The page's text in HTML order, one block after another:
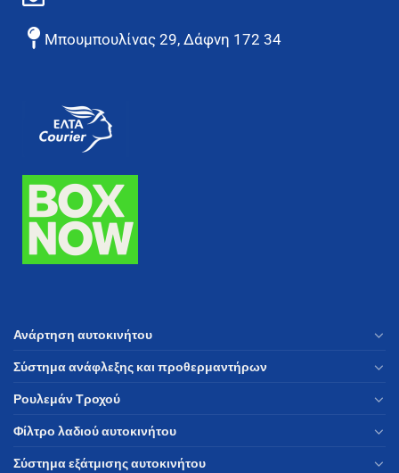
Μπουμπουλίνας 29, Δάφνη 172 34
Ανάρτηση αυτοκινήτου
Σύστημα ανάφλεξης και προθερμαντήρων
Ρουλεμάν Τροχού
Φίλτρο λαδιού αυτοκινήτου
Σύστημα εξάτμισης αυτοκινήτου